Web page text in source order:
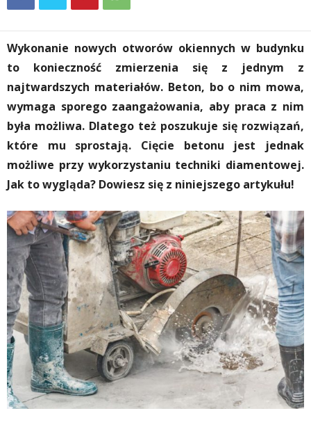
Wykonanie nowych otworów okiennych w budynku
to konieczność zmierzenia się z jednym z
najtwardszych materiałów. Beton, bo o nim mowa,
wymaga sporego zaangażowania, aby praca z nim
była możliwa. Dlatego też poszukuje się rozwiązań,
które mu sprostają. Cięcie betonu jest jednak
możliwe przy wykorzystaniu techniki diamentowej.
Jak to wygląda? Dowiesz się z niniejszego artykułu!